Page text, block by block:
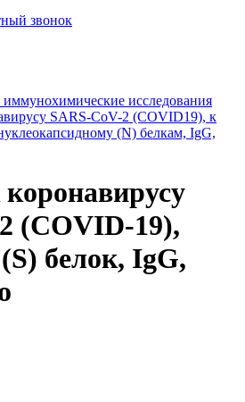
звонок
исследования
SARS-CoV-2 (COVID19), к
(N) белкам, IgG,
(COVID-19),
белок, IgG,